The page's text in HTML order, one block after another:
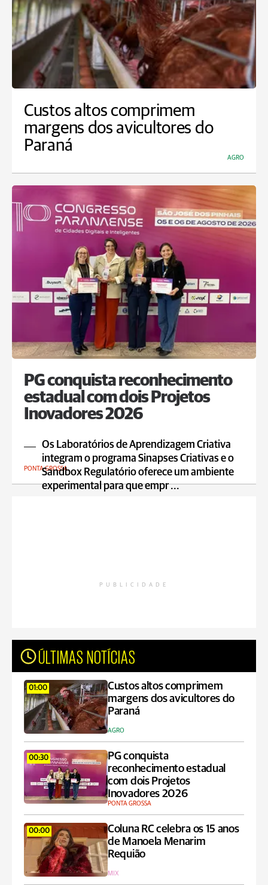
Custos altos comprimem
margens dos avicultores do
Paraná
AGRO
PG conquista reconhecimento
estadual com dois Projetos
Inovadores 2026
Os Laboratórios de Aprendizagem Criativa
integram o programa Sinapses Criativas e o
Sandbox Regulatório oferece um ambiente
experimental para que empr ...
PONTA GROSSA
PUBLICIDADE
ÚLTIMAS NOTÍCIAS
01:00
Custos altos comprimem
margens dos avicultores do
Paraná
AGRO
00:30
PG conquista
reconhecimento estadual
com dois Projetos
Inovadores 2026
PONTA GROSSA
00:00
Coluna RC celebra os 15 anos
de Manoela Menarim
Requião
MIX